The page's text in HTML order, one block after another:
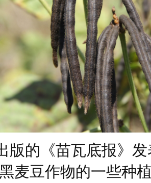
版的《苗瓦底报》
麦豆作物的一些种